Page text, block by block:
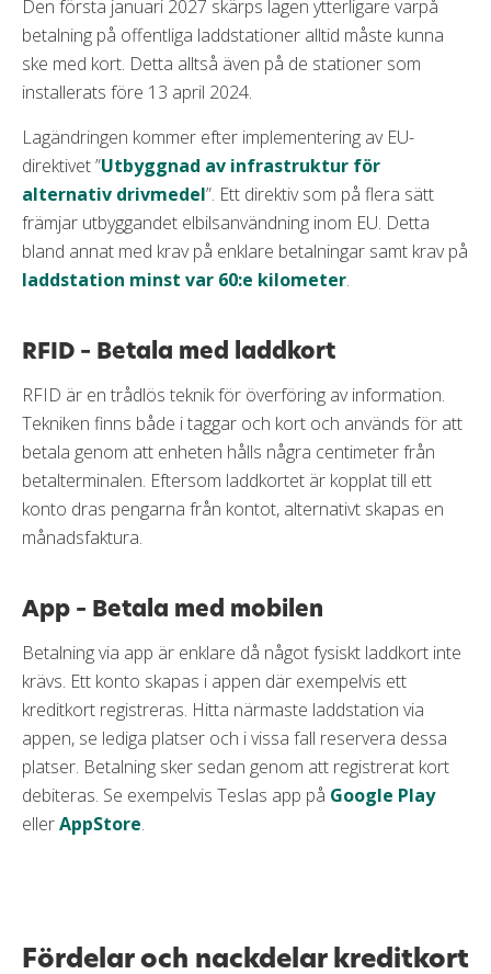
Den första januari 2027 skärps lagen ytterligare varpå
betalning på offentliga laddstationer alltid måste kunna
ske med kort. Detta alltså även på de stationer som
installerats före 13 april 2024.
Lagändringen kommer efter implementering av EU-
direktivet ”Utbyggnad av infrastruktur för
alternativ drivmedel”. Ett direktiv som på flera sätt
främjar utbyggandet elbilsanvändning inom EU. Detta
bland annat med krav på enklare betalningar samt krav på
laddstation minst var 60:e kilometer.
RFID – Betala med laddkort
RFID är en trådlös teknik för överföring av information.
Tekniken finns både i taggar och kort och används för att
betala genom att enheten hålls några centimeter från
betalterminalen. Eftersom laddkortet är kopplat till ett
konto dras pengarna från kontot, alternativt skapas en
månadsfaktura.
App – Betala med mobilen
Betalning via app är enklare då något fysiskt laddkort inte
krävs. Ett konto skapas i appen där exempelvis ett
kreditkort registreras. Hitta närmaste laddstation via
appen, se lediga platser och i vissa fall reservera dessa
platser. Betalning sker sedan genom att registrerat kort
debiteras. Se exempelvis Teslas app på Google Play
ellerAppStore.
Fördelar och nackdelar kreditkort